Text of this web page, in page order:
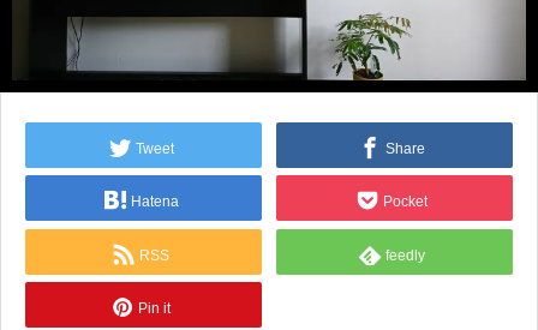
Tweet Share
Hatena Pocket
RSS feedly
Pin it